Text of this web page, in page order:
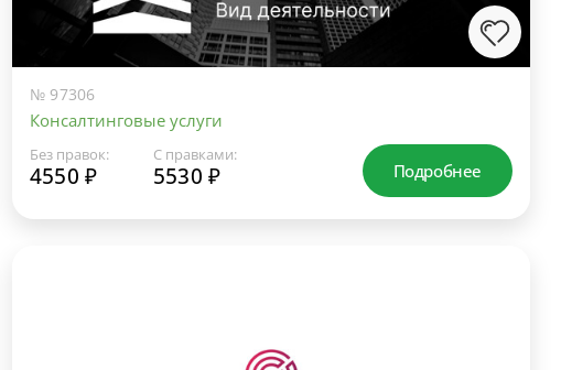
№ 97306
Консалтинговые услуги
Без правок:
4550 ₽
С правками:
5530 ₽ Подробнее